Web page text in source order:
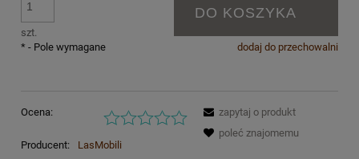
szt.
DO KOSZYKA
dodaj do przechowalni
* - Pole wymagane
Ocena:
Producent:
LasMobili
zapytaj o produkt
poleć znajomemu